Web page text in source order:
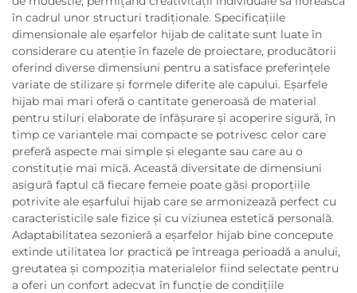
în cadrul unor structuri tradiționale. Specificațiile
dimensionale ale eșarfelor hijab de calitate sunt luate în
considerare cu atenție în fazele de proiectare, producătorii
oferind diverse dimensiuni pentru a satisface preferințele
variate de stilizare și formele diferite ale capului. Eșarfele
hijab mai mari oferă o cantitate generoasă de material
pentru stiluri elaborate de înfășurare și acoperire sigură, în
timp ce variantele mai compacte se potrivesc celor care
preferă aspecte mai simple și elegante sau care au o
constituție mai mică. Această diversitate de dimensiuni
asigură faptul că fiecare femeie poate găsi proporțiile
potrivite ale eșarfului hijab care se armonizează perfect cu
caracteristicile sale fizice și cu viziunea estetică personală.
Adaptabilitatea sezonieră a eșarfelor hijab bine concepute
extinde utilitatea lor practică pe întreaga perioadă a anului,
greutatea și compoziția materialelor fiind selectate pentru
a oferi un confort adecvat în funcție de condițiile